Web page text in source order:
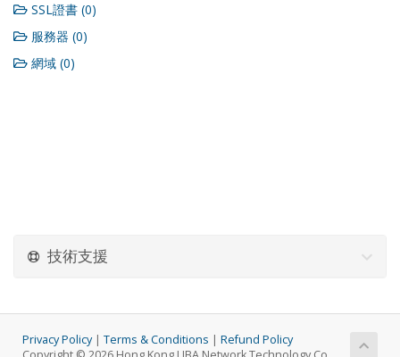
SSL證書 (0)
服務器 (0)
網域 (0)
技術支援
Privacy Policy| Terms & Conditions | Refund Policy